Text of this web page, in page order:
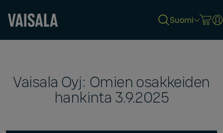
Suomi
Vaisala Oyj: Omien osakkeiden
hankinta 3.9.2025